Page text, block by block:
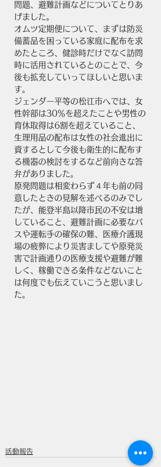
問題、避難計画などについてとりあ
げました。
オムツ定期便について、まずは防災
備蓄品を困っている家庭に配布を求
めたところ、健診時だけでなく訪問
時に活用されているとのことで、今
後も拡充していってほしいと思いま
す。
ジェンダー平等の松江市へでは、女
性幹部は30％を超えたことや男性の
育休取得は6割を超えていること、
生理用品の配布は女性の社会進出に
資するとして今後も衛生的に配布す
る機器の検討をするなど前向きな答
弁がありました。
原発問題は相変わらず４年も前の同
意したときの見解を述べるのみでし
たが、能登半島以降市民の不安は増
していること、避難計画に必要なバ
スや運転手の確保の難、医療介護現
場の疲弊により災害ましてや原発災
害で計画通りの医療支援や避難が難
しく、稼働できる条件などないこと
は何度でも伝えていこうと思いまし
た。
活動報告